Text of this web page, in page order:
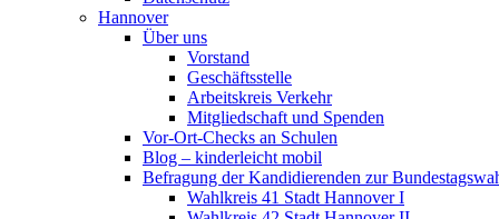
Hannover
Über uns
Vorstand
Geschäftsstelle
Arbeitskreis Verkehr
Mitgliedschaft und Spenden
Vor-Ort-Checks an Schulen
Blog – kinderleicht mobil
Befragung der Kandidierenden zur
Wahlkreis 41 Stadt Hannover I